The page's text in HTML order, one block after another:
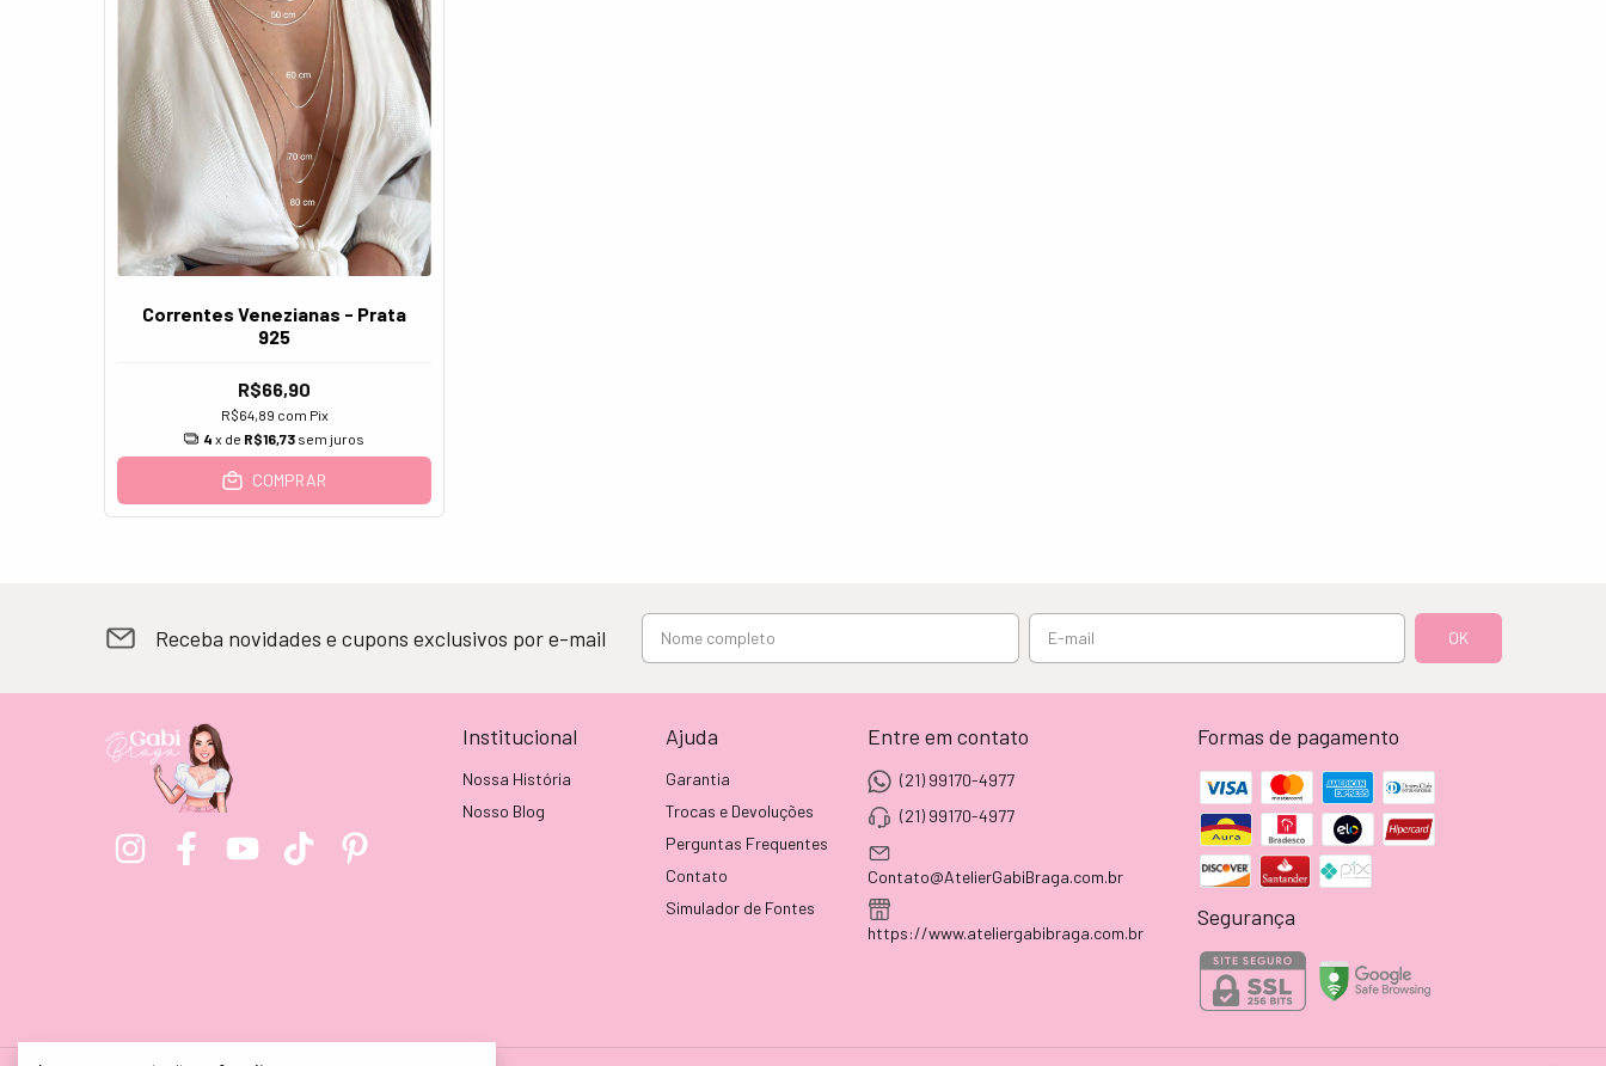
Correntes Venezianas - Prata
925
R$66,90
R$64,89 com Pix
4 x de R$16,73 sem juros
COMPRAR
Receba novidades e cupons exclusivos por e-mail
Institucional
Nossa História
Nosso Blog
Ajuda
Garantia
Trocas e Devoluções
Perguntas Frequentes
Contato
Simulador de Fontes
Entre em contato
(21) 99170-4977
(21) 99170-4977
Contato@AtelierGabiBraga.com.br
https://www.ateliergabibraga.com.br
Formas de pagamento
Segurança